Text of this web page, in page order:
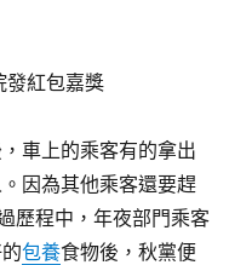
發紅包嘉獎
車上的乘客有的拿出
因為其他乘客還要趕
歷程中，年夜部門乘客
包養食物後，秋黨便